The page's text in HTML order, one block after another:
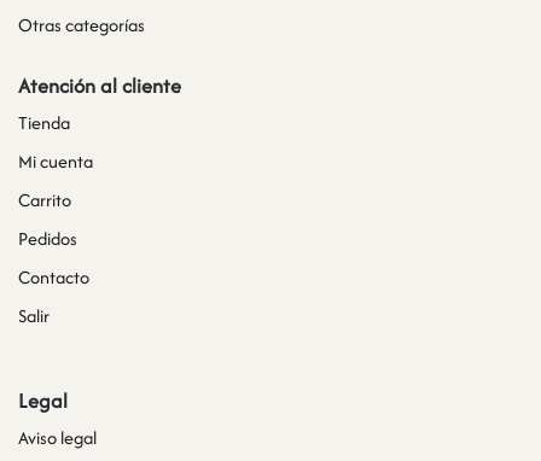
Otras categorías
Atención al cliente
Tienda
Mi cuenta
Carrito
Pedidos
Contacto
Salir
Legal
Aviso legal